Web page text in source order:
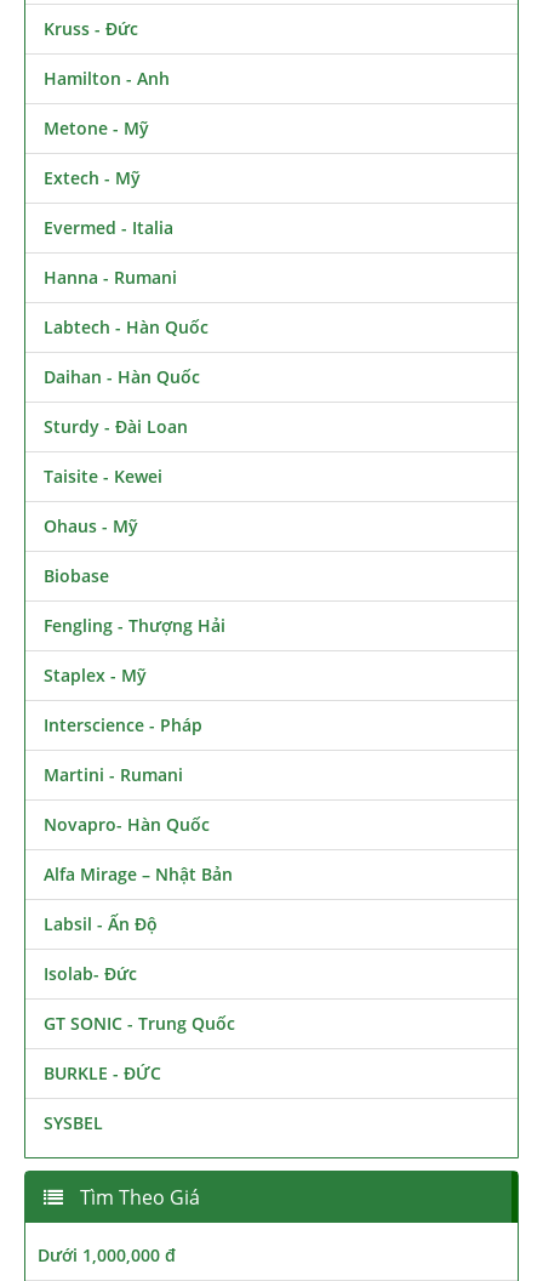
Kruss - Đức
Hamilton - Anh
Metone - Mỹ
Extech - Mỹ
Evermed - Italia
Hanna - Rumani
Labtech - Hàn Quốc
Daihan - Hàn Quốc
Sturdy - Đài Loan
Taisite - Kewei
Ohaus - Mỹ
Biobase
Fengling - Thượng Hải
Staplex - Mỹ
Interscience - Pháp
Martini - Rumani
Novapro- Hàn Quốc
Alfa Mirage – Nhật Bản
Labsil - Ấn Độ
Isolab- Đức
GT SONIC - Trung Quốc
BURKLE - ĐỨC
SYSBEL
Tìm Theo Giá
Dưới 1,000,000 đ